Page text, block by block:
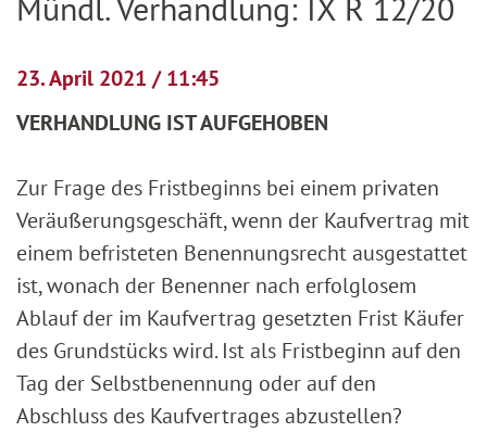
23. April 2021 / 11:45
VERHANDLUNG IST AUFGEHOBEN
Zur Frage des Fristbeginns bei einem privaten
Veräußerungsgeschäft, wenn der Kaufvertrag mit
einem befristeten Benennungsrecht ausgestattet
ist, wonach der Benenner nach erfolglosem
Ablauf der im Kaufvertrag gesetzten Frist Käufer
des Grundstücks wird. Ist als Fristbeginn auf den
Tag der Selbstbenennung oder auf den
Abschluss des Kaufvertrages abzustellen?